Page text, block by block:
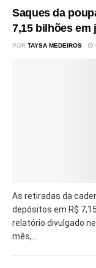
Saques da
7,15 bilhões em
POR TAYSA MEDEIROS
As retiradas da
depósitos em R$
relatório divulgado
mês,...